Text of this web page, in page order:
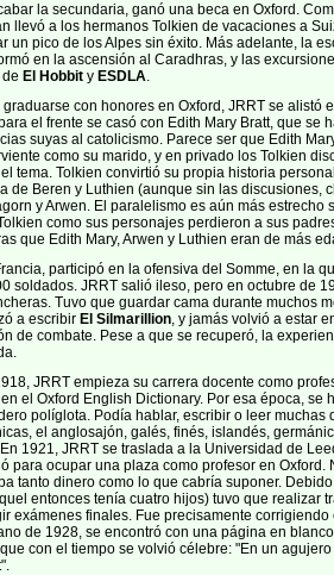
la secundaria, ganó una beca en Oxford.
llevó a los hermanos Tolkien de vacaciones a
un pico de los Alpes sin éxito. Más adelante, la
en la ascensión al Caradhras, y las
El Hobbit y ESDLA.
con honores en Oxford, JRRT se alistó
el frente se casó con Edith Mary Bratt, que se
suyas al catolicismo. Parece ser que Edith
como su marido, y en privado los Tolkien
tema. Tolkien convirtió su propia historia
de Beren y Luthien (aunque sin las discusiones,
y Arwen. El paralelismo es aún más estrecho
como sus personajes perdieron a sus
que Edith Mary, Arwen y Luthien eran de más
participó en la ofensiva del Somme, en la
soldados. JRRT salió ileso, pero en octubre de
Tuvo que guardar cama durante muchos
a escribir El Silmarillion, y jamás volvió a estar
de combate. Pese a que se recuperó, la
JRRT empieza su carrera docente como
el Oxford English Dictionary. Por esa época, se
políglota. Podía hablar, escribir o leer muchas
el anglosajón, galés, finés, islandés,
1921, JRRT se traslada a la Universidad de
para ocupar una plaza como profesor en Oxford.
tanto dinero como lo que cabría suponer.
entonces tenía cuatro hijos) tuvo que realizar
exámenes finales. Fue precisamente
de 1928, se encontró con una página en
con el tiempo se volvió célebre: "En un